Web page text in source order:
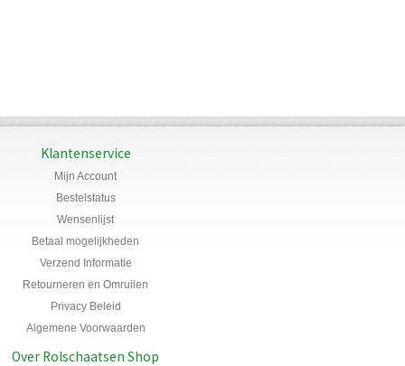
Klantenservice
Mijn Account
Bestelstatus
Wensenlijst
Betaal mogelijkheden
Verzend Informatie
Retourneren en Omruilen
Privacy Beleid
Algemene Voorwaarden
Over Rolschaatsen Shop